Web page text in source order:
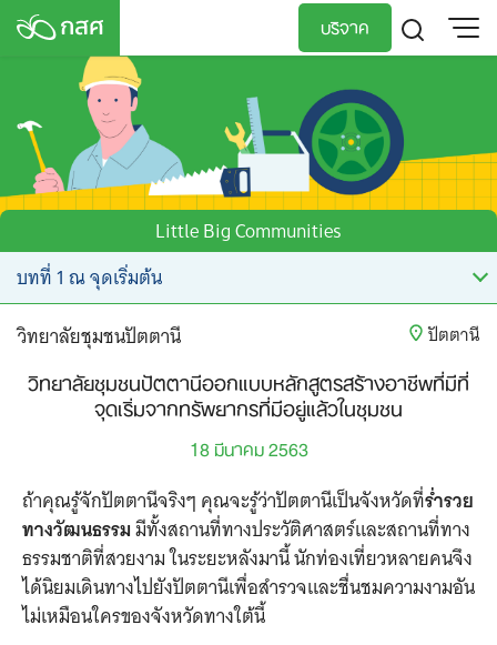
Skip
บริจาค
Little Big Communities
วิทยาลัยชุมชนปัตตานี ปัตตานี
วิทยาลัยชุมชนปัตตานีออกแบบหลักสูตรสร้างอาชีพที่มีที่
จุดเริ่มจากทรัพยากรที่มีอยู่แล้วในชุมชน
18 มีนาคม 2563
ถ้าคุณรู้จักปัตตานีจริงๆ คุณจะรู้ว่าปัตตานีเป็นจังหวัดที่ร่ำรวย
ทางวัฒนธรรมมีทั้งสถานที่ทางประวัติศาสตร์และสถานที่ทาง
ธรรมชาติที่สวยงาม ในระยะหลังมานี้ นักท่องเที่ยวหลายคนจึง
ได้นิยมเดินทางไปยังปัตตานีเพื่อสำรวจและชื่นชมความงามอัน
ไม่เหมือนใครของจังหวัดทางใต้นี้